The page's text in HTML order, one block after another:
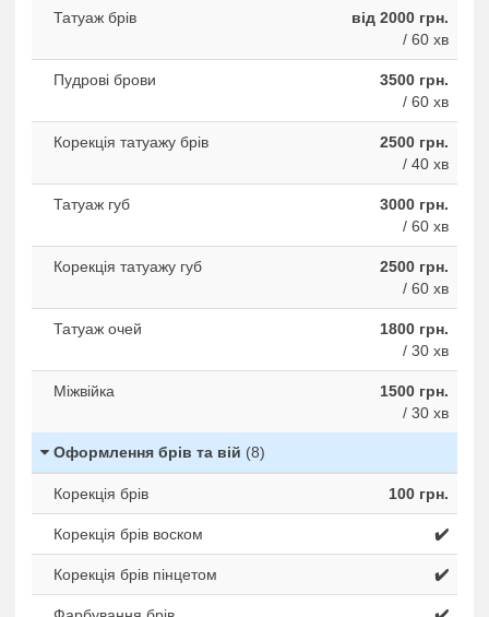
Татуаж брів
від 2000 грн.
/ 60 хв
Пудрові брови
3500 грн.
/ 60 хв
Корекція татуажу брів
2500 грн.
/ 40 хв
Татуаж губ
3000 грн.
/ 60 хв
Корекція татуажу губ
2500 грн.
/ 60 хв
Татуаж очей
1800 грн.
/ 30 хв
Міжвійка
1500 грн.
/ 30 хв
Оформлення брів та вій (8)
Корекція брів 100 грн.
Корекція брів воском ✔️
Корекція брів пінцетом ✔️